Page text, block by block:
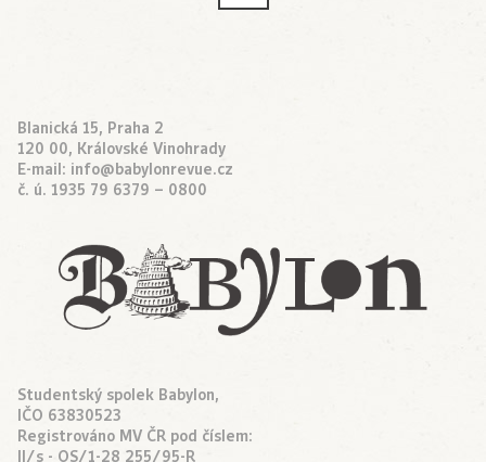
Blanická 15, Praha 2
120 00, Královské Vinohrady
E-mail: info@babylonrevue.cz
č. ú. 1935 79 6379 – 0800
Studentský spolek Babylon,
IČO 63830523
Registrováno MV ČR pod číslem:
II/s - OS/1-28 255/95-R